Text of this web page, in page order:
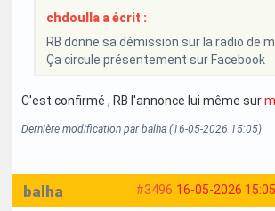
chdoulla a écrit :
RB donne sa démission sur la radio de
Ça circule présentement sur Facebook
C'est confirmé , RB l'annonce lui même sur
Dernière modification par balha (16-05-2026 15:05)
#3496 16-05-2026 15:05
balha